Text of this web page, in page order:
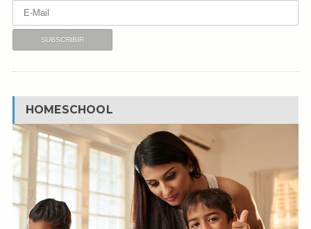
HOMESCHOOL